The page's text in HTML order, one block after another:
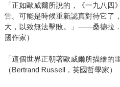
「正如歐威爾所說的，《一九八
告。可能是時候重新認真對待它了
大，以致無法擊敗。」――桑德拉
國作家）
「這個世界正朝著歐威爾所描繪
（Bertrand Russell，英國哲學家）